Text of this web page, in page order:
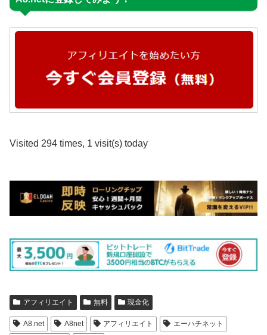
Visited 294 times, 1 visit(s) today
アフィリエイト 無料 現金化
A8.net A8net アフィリエイト
エーハチネット